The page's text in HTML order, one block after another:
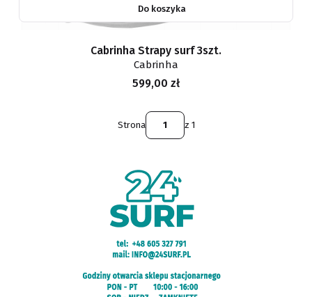
Do koszyka
Cabrinha Strapy surf 3szt.
Cabrinha
Cena
599,00 zł
Strona z 1